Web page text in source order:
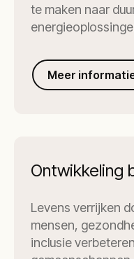
te maken naar
Meer
Ontwikkeling
Levens verrijken
mensen,
inclusie